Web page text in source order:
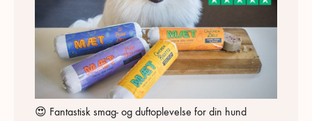
😍 Fantastisk smag- og duftoplevelse for din hund